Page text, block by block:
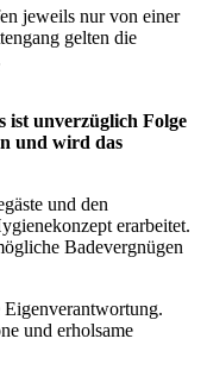
jeweils nur von einer
gelten die
ist unverzüglich Folge
und wird das
und den
erarbeitet.
Badevergnügen
und erholsame